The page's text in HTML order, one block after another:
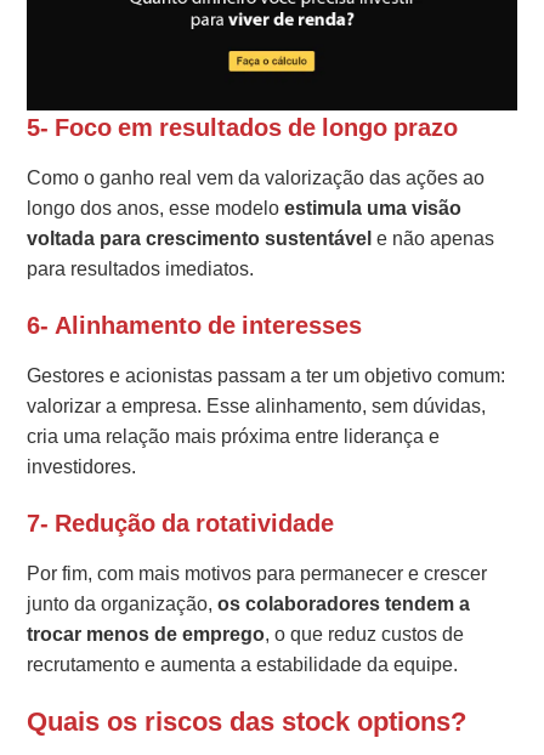
5- Foco em resultados de longo prazo
Como o ganho real vem da valorização das ações ao
longo dos anos, esse modeloestimula uma visão
voltada para crescimento sustentávele não apenas
para resultados imediatos.
6- Alinhamento de interesses
Gestores e acionistas passam a ter um objetivo comum:
valorizar a empresa. Esse alinhamento, sem dúvidas,
cria uma relação mais próxima entre liderança e
investidores.
7- Redução da rotatividade
Por fim, com mais motivos para permanecer e crescer
junto da organização, os colaboradores tendem a
trocar menos de emprego, o que reduz custos de
recrutamento e aumenta a estabilidade da equipe.
Quais os riscos das stock options?